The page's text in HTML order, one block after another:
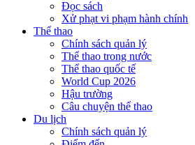
Đọc sách
Xử phạt vi phạm hành chính
Thể thao
Chính sách quản lý
Thể thao trong nước
Thể thao quốc tế
World Cup 2026
Hậu trường
Câu chuyện thể thao
Du lịch
Chính sách quản lý